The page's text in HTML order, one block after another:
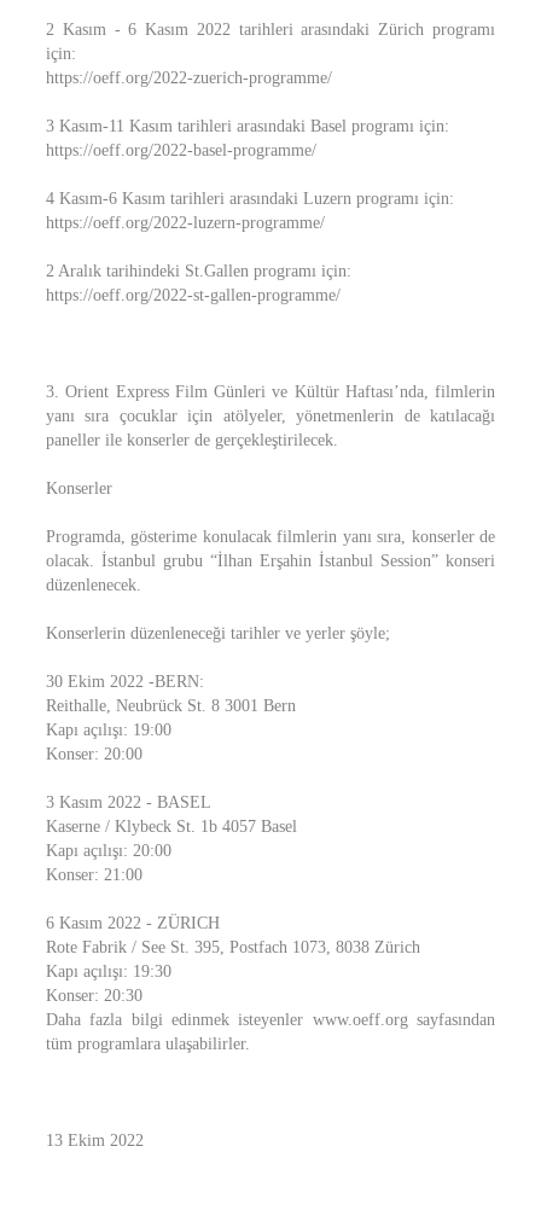
2 Kasım - 6 Kasım 2022 tarihleri arasındaki Zürich programı
için:
https://oeff.org/2022-zuerich-programme/
3 Kasım-11 Kasım tarihleri arasındaki Basel programı için:
https://oeff.org/2022-basel-programme/
4 Kasım-6 Kasım tarihleri arasındaki Luzern programı için:
https://oeff.org/2022-luzern-programme/
2 Aralık tarihindeki St.Gallen programı için:
https://oeff.org/2022-st-gallen-programme/
3. Orient Express Film Günleri ve Kültür Haftası’nda, filmlerin
yanı sıra çocuklar için atölyeler, yönetmenlerin de katılacağı
paneller ile konserler de gerçekleştirilecek.
Konserler
Programda, gösterime konulacak filmlerin yanı sıra, konserler de
olacak. İstanbul grubu “İlhan Erşahin İstanbul Session” konseri
düzenlenecek.
Konserlerin düzenleneceği tarihler ve yerler şöyle;
30 Ekim 2022 -BERN:
Reithalle, Neubrück St. 8 3001 Bern
Kapı açılışı: 19:00
Konser: 20:00
3 Kasım 2022 - BASEL
Kaserne / Klybeck St. 1b 4057 Basel
Kapı açılışı: 20:00
Konser: 21:00
6 Kasım 2022 - ZÜRICH
Rote Fabrik / See St. 395, Postfach 1073, 8038 Zürich
Kapı açılışı: 19:30
Konser: 20:30
Daha fazla bilgi edinmek isteyenler www.oeff.org sayfasından
tüm programlara ulaşabilirler.
13 Ekim 2022